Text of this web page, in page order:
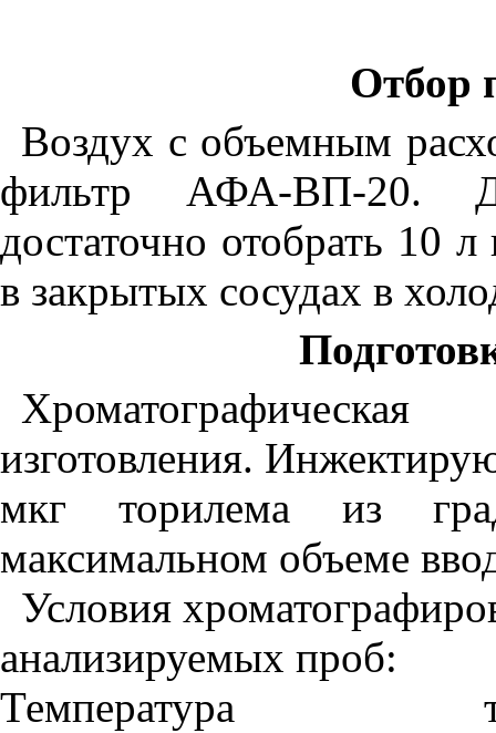
Отбор
Воздух с объемным
фильтр АФА-ВП-20.
достаточно отобрать 10
в закрытых сосудах в
изготовления.
мкг торилема из
максимальном объеме
Условия
анализируемых проб:
Температура